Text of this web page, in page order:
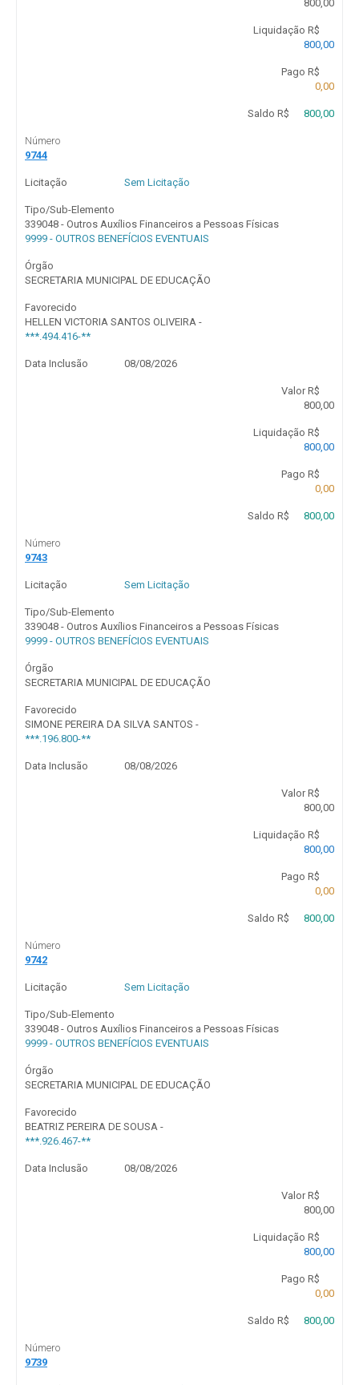
800,00
Liquidação R$
800,00
Pago R$
0,00
Saldo R$ 800,00
Número
9744
Licitação Sem Licitação
Tipo/Sub-Elemento
339048 - Outros Auxílios Financeiros a Pessoas Físicas
9999 - OUTROS BENEFÍCIOS EVENTUAIS
Órgão
SECRETARIA MUNICIPAL DE EDUCAÇÃO
Favorecido
HELLEN VICTORIA SANTOS OLIVEIRA -
***.494.416-**
Data Inclusão 08/08/2026
Valor R$
800,00
Liquidação R$
800,00
Pago R$
0,00
Saldo R$ 800,00
Número
9743
Licitação Sem Licitação
Tipo/Sub-Elemento
339048 - Outros Auxílios Financeiros a Pessoas Físicas
9999 - OUTROS BENEFÍCIOS EVENTUAIS
Órgão
SECRETARIA MUNICIPAL DE EDUCAÇÃO
Favorecido
SIMONE PEREIRA DA SILVA SANTOS -
***.196.800-**
Data Inclusão 08/08/2026
Valor R$
800,00
Liquidação R$
800,00
Pago R$
0,00
Saldo R$ 800,00
Número
9742
Licitação Sem Licitação
Tipo/Sub-Elemento
339048 - Outros Auxílios Financeiros a Pessoas Físicas
9999 - OUTROS BENEFÍCIOS EVENTUAIS
Órgão
SECRETARIA MUNICIPAL DE EDUCAÇÃO
Favorecido
BEATRIZ PEREIRA DE SOUSA -
***.926.467-**
Data Inclusão 08/08/2026
Valor R$
800,00
Liquidação R$
800,00
Pago R$
0,00
Saldo R$ 800,00
Número
9739